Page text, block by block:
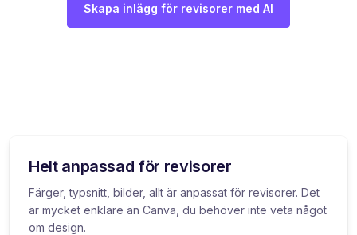
Skapa inlägg för revisorer med AI
Helt anpassad för revisorer
Färger, typsnitt, bilder, allt är anpassat för revisorer. Det
är mycket enklare än Canva, du behöver inte veta något
om design.